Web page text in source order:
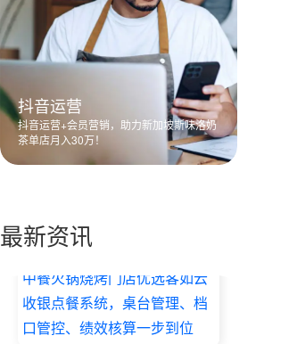
抖音运营
抖音运营+会员营销，助力新加坡斯味洛奶
茶单店月入30万！
最新资讯
中餐火锅烧烤门店优选客如云
收银点餐系统，桌台管理、档
口管控、绩效核算一步到位